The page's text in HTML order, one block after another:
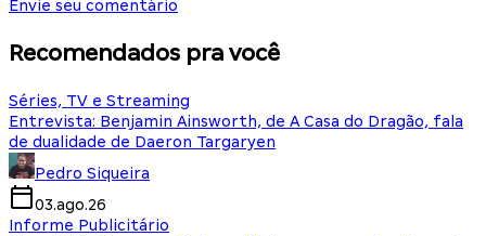
Envie seu comentário
Recomendados pra você
Séries, TV e Streaming
Entrevista: Benjamin Ainsworth, de A Casa do Dragão, fala
de dualidade de Daeron Targaryen
Pedro Siqueira
03.ago.26
Informe Publicitário